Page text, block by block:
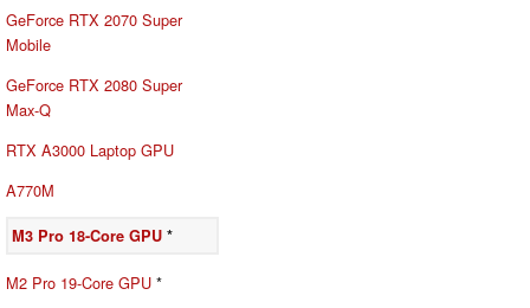
GeForce RTX 2070 Super
Mobile
GeForce RTX 2080 Super
Max-Q
RTX A3000 Laptop GPU
A770M
M3 Pro 18-Core GPU *
M2 Pro 19-Core GPU *